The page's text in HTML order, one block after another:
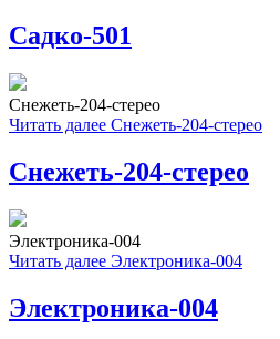
Садко-501
Снежеть-204-стерео
Читать далее Снежеть-204-стерео
Снежеть-204-стерео
Электроника-004
Читать далее Электроника-004
Электроника-004